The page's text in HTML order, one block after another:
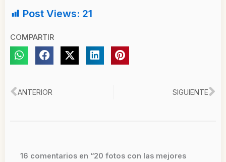
Post Views: 21
COMPARTIR
Ant
ANTERIOR SIGUIENTE
16 comentarios en “20 fotos con las mejores